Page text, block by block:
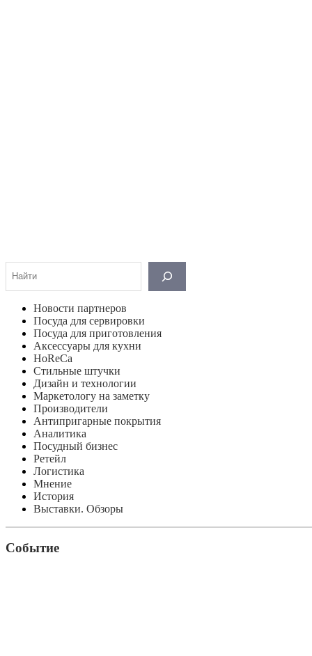
Новости партнеров
Посуда для сервировки
Посуда для приготовления
Аксессуары для кухни
HoReCa
Стильные штучки
Дизайн и технологии
Маркетологу на заметку
Производители
Антипригарные покрытия
Аналитика
Посудный бизнес
Ретейл
Логистика
Мнение
История
Выставки. Обзоры
Событие